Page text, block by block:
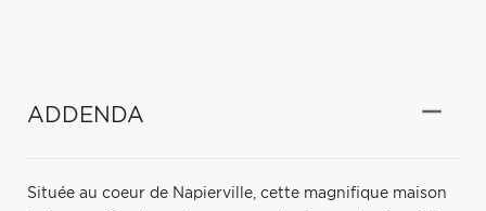
ADDENDA
Située au coeur de Napierville, cette magnifique maison